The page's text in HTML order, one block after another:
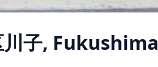
子, Fukushima